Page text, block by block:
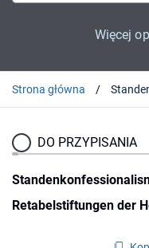
Więcej
Strona główna
DO PRZYPISANIA
Retabelstiftungen der